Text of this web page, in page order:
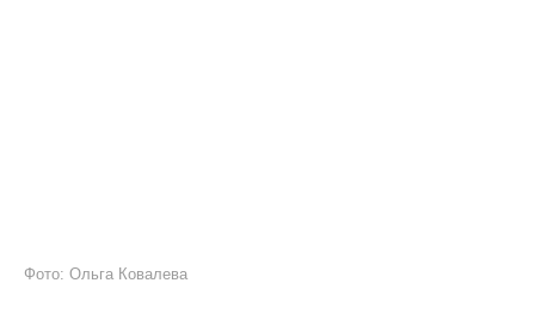
Фото: Ольга Ковалева